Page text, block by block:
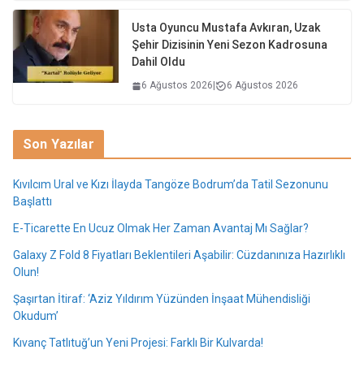
Usta Oyuncu Mustafa Avkıran, Uzak
Şehir Dizisinin Yeni Sezon Kadrosuna
Dahil Oldu
6 Ağustos 2026 6 Ağustos 2026
Son Yazılar
Kıvılcım Ural ve Kızı İlayda Tangöze Bodrum’da Tatil Sezonunu
Başlattı
E-Ticarette En Ucuz Olmak Her Zaman Avantaj Mı Sağlar?
Galaxy Z Fold 8 Fiyatları Beklentileri Aşabilir: Cüzdanınıza Hazırlıklı
Olun!
Şaşırtan İtiraf: ‘Aziz Yıldırım Yüzünden İnşaat Mühendisliği
Okudum’
Kıvanç Tatlıtuğ’un Yeni Projesi: Farklı Bir Kulvarda!